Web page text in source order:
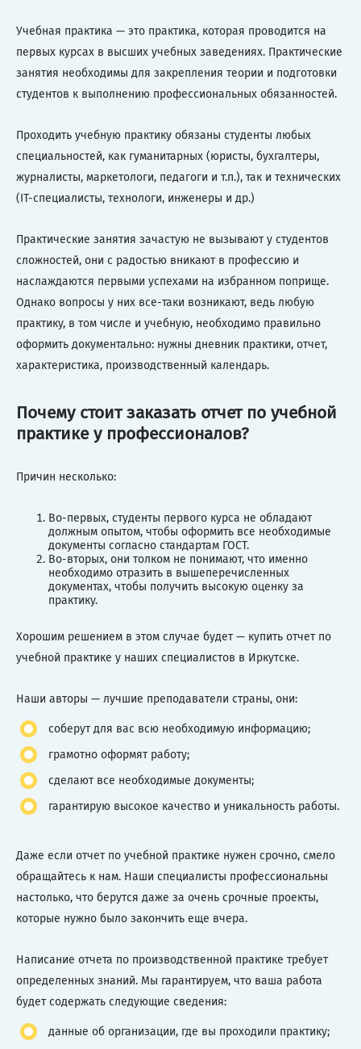
Учебная практика — это практика, которая проводится на
первых курсах в высших учебных заведениях. Практические
занятия необходимы для закрепления теории и подготовки
студентов к выполнению профессиональных обязанностей.
Проходить учебную практику обязаны студенты любых
специальностей, как гуманитарных (юристы, бухгалтеры,
журналисты, маркетологи, педагоги и т.п.), так и технических
(IT-специалисты, технологи, инженеры и др.)
Практические занятия зачастую не вызывают у студентов
сложностей, они с радостью вникают в профессию и
наслаждаются первыми успехами на избранном поприще.
Однако вопросы у них все-таки возникают, ведь любую
практику, в том числе и учебную, необходимо правильно
оформить документально: нужны дневник практики, отчет,
характеристика, производственный календарь.
Почему стоит заказать отчет по учебной
практике у профессионалов?
Причин несколько:
Во-первых, студенты первого курса не обладают
должным опытом, чтобы оформить все необходимые
документы согласно стандартам ГОСТ.
Во-вторых, они толком не понимают, что именно
необходимо отразить в вышеперечисленных
документах, чтобы получить высокую оценку за
практику.
Хорошим решением в этом случае будет — купить отчет по
учебной практике у наших специалистов в Иркутске.
Наши авторы — лучшие преподаватели страны, они:
соберут для вас всю необходимую информацию;
грамотно оформят работу;
сделают все необходимые документы;
гарантирую высокое качество и уникальность работы.
Даже если отчет по учебной практике нужен срочно, смело
обращайтесь к нам. Наши специалисты профессиональны
настолько, что берутся даже за очень срочные проекты,
которые нужно было закончить еще вчера.
Написание отчета по производственной практике требует
определенных знаний. Мы гарантируем, что ваша работа
будет содержать следующие сведения:
данные об организации, где вы проходили практику;